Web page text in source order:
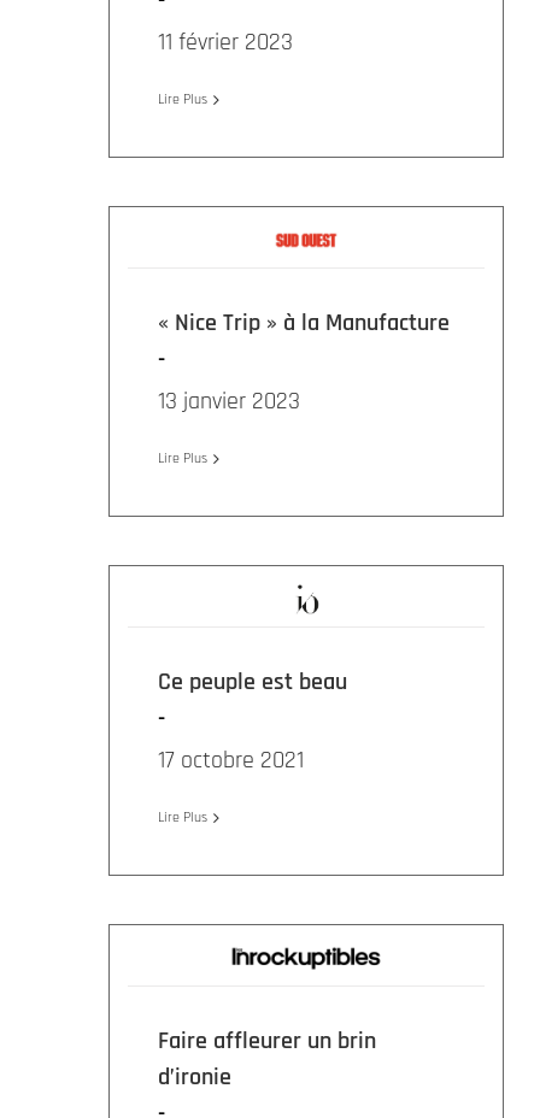
11 février 2023
Lire Plus
« Nice Trip » à la Manufacture
13 janvier 2023
Lire Plus
Ce peuple est beau
17 octobre 2021
Lire Plus
Faire affleurer un brin
d’ironie